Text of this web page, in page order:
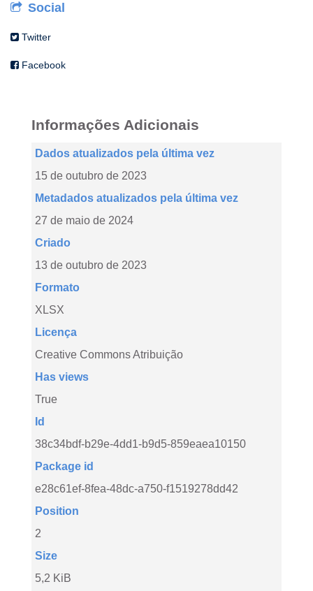
Social
Twitter
Facebook
Informações Adicionais
Dados atualizados pela última vez
15 de outubro de 2023
Metadados atualizados pela última vez
27 de maio de 2024
Criado
13 de outubro de 2023
Formato
XLSX
Licença
Creative Commons Atribuição
Has views
True
Id
38c34bdf-b29e-4dd1-b9d5-859eaea10150
Package id
e28c61ef-8fea-48dc-a750-f1519278dd42
Position
2
Size
5,2 KiB